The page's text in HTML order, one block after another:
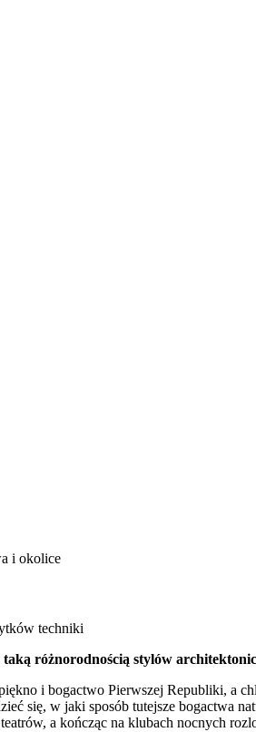
i okolice
techniki
różnorodnością stylów
i bogactwo Pierwszej Republiki, a
się, w jaki sposób tutejsze bogactwa
a kończąc na klubach nocnych